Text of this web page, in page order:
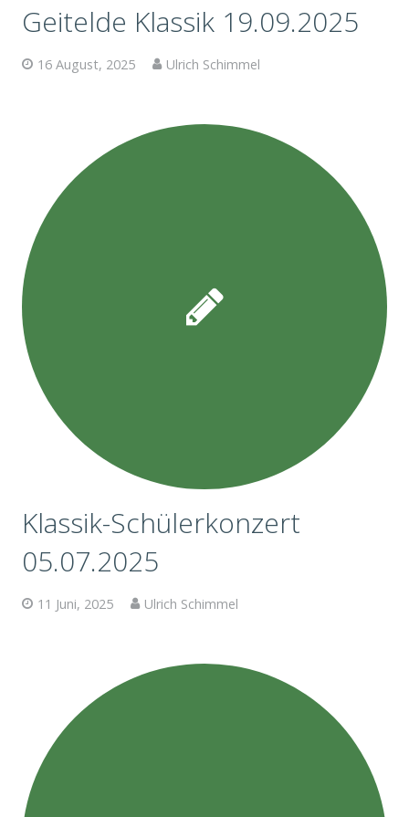
Geitelde Klassik 19.09.2025
16 August, 2025 Ulrich Schimmel
Klassik-Schülerkonzert
05.07.2025
11 Juni, 2025 Ulrich Schimmel